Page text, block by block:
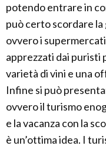
potendo entrare in
può certo scordare
ovvero i
apprezzati dai puristi
varietà di vini e una
Infine si può
ovvero il turismo
e la vacanza con la
è un’ottima idea. I